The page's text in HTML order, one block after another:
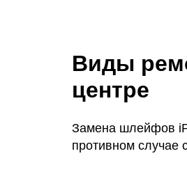
Виды
центре
Замена шлейфов
противном случае